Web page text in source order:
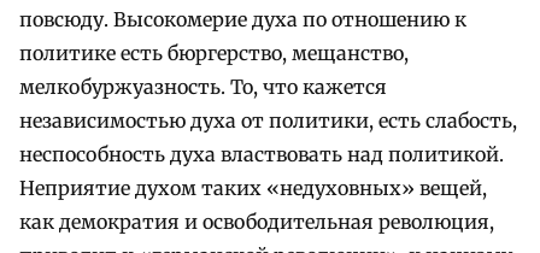
повсюду. Высокомерие духа по отношению к
политике есть бюргерство, мещанство,
мелкобуржуазность. То, что кажется
независимостью духа от политики, есть слабость,
неспособность духа властвовать над политикой.
Неприятие духом таких «недуховных» вещей,
как демократия и освободительная революция,